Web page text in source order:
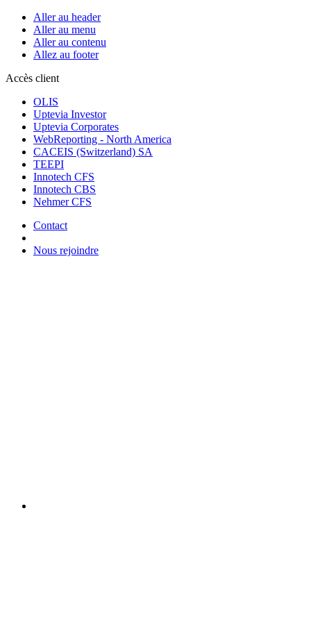
Aller au header
Aller au menu
Aller au contenu
Allez au footer
Accès client
OLIS
Uptevia Investor
Uptevia Corporates
WebReporting - North America
CACEIS (Switzerland) SA
TEEPI
Innotech CFS
Innotech CBS
Nehmer CFS
Contact
Nous rejoindre